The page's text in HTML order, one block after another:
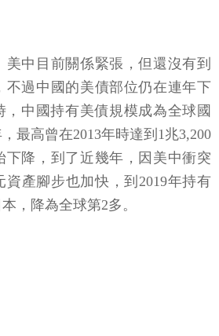
美中目前關係緊張，但還沒有到
不過中國的美債部位仍在連年下
，中國持有美債規模成為全球國
最高曾在2013年時達到1兆3,200
下降，到了近幾年，因美中衝突
資產腳步也加快，到2019年持有
，降為全球第2多。